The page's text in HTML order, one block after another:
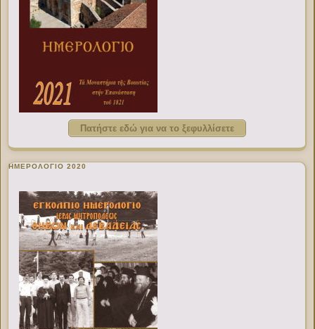
Πατήστε εδώ για να το ξεφυλλίσετε
ΗΜΕΡΟΛΟΓΙΟ 2020